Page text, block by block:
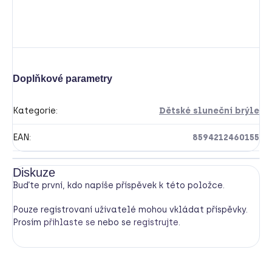
Doplňkové parametry
Kategorie: Dětské sluneční brýle
EAN: 8594212460155
Diskuze
Buďte první, kdo napíše příspěvek k této položce.
Pouze registrovaní uživatelé mohou vkládat příspěvky.
Prosím přihlaste se nebo se registrujte.